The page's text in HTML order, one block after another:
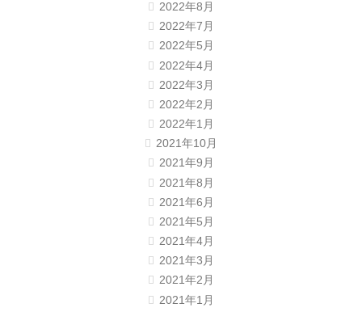
2022年8月
2022年7月
2022年5月
2022年4月
2022年3月
2022年2月
2022年1月
2021年10月
2021年9月
2021年8月
2021年6月
2021年5月
2021年4月
2021年3月
2021年2月
2021年1月